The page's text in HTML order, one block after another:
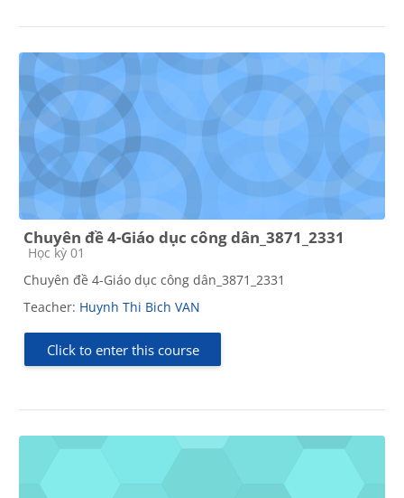
Chuyên đề 4-Giáo dục công dân_3871_2331
Course category
Học kỳ 01
Chuyên đề 4-Giáo dục công dân_3871_2331
Teacher: Huynh Thi Bich VAN
Click to enter this course